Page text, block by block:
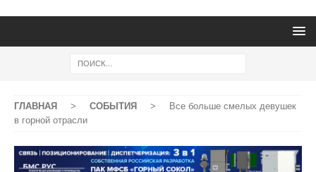
ГЛАВНАЯ > СОБЫТИЯ >
Все больше смелых девушек
в горной отрасли